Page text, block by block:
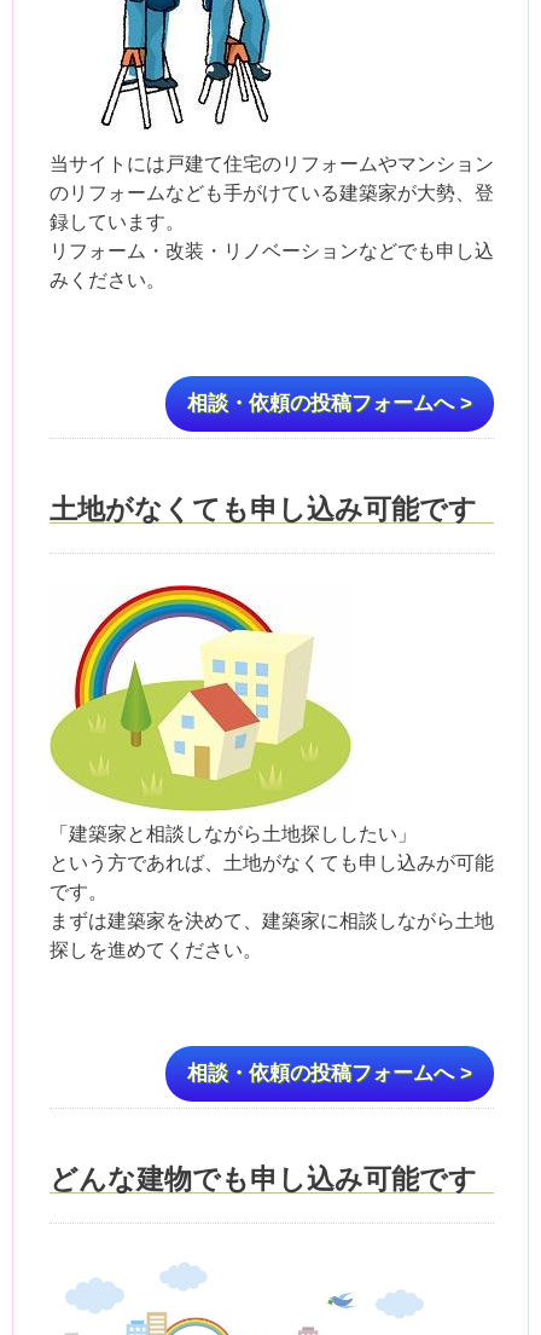
当サイトには戸建て住宅のリフォームやマンション
のリフォームなども手がけている建築家が大勢、登
録しています。
リフォーム・改装・リノベーションなどでも申し込
みください。
相談・依頼の投稿フォームへ >
土地がなくても申し込み可能です
「建築家と相談しながら土地探ししたい」
という方であれば、土地がなくても申し込みが可能
です。
まずは建築家を決めて、建築家に相談しながら土地
探しを進めてください。
相談・依頼の投稿フォームへ >
どんな建物でも申し込み可能です